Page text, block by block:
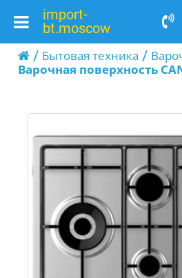
import-
bt.moscow
Бытовая техника
Варочная поверхность